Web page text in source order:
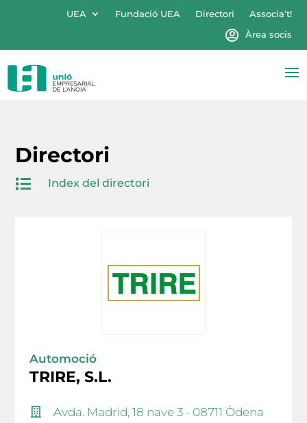
UEA Fundació UEA Directori
Associa’t!
Àrea socis
Directori
 Index del directori
Automoció
TRIRE, S.L.
Avda. Madrid, 18 nave 3 - 08711 Òdena